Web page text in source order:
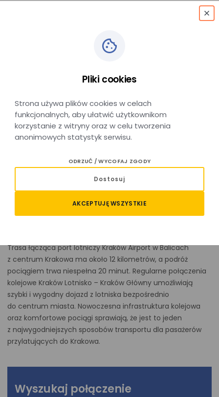
Kraków Lotnisko Kraków Główny
Relacja Kraków Lotnisko – Kraków
Główny – sprawdź połączenia
i kup bilet
Planujesz podróż pociągiem na trasie Kraków Lotnisko –
Trasa łącząca port lotniczy Kraków Airport w Balicach
z centrum Krakowa ma około 12 kilometrów, a podróż
pociągiem trwa niespełna 20 minut. Regularne połączenia
kolejowe Kraków Lotnisko – Kraków Główny umożliwiają
szybki i wygodny dojazd z lotniska bezpośrednio
do centrum miasta. Nowoczesna infrastruktura kolejowa
oraz komfortowe pociągi sprawiają, że jest to jeden
z najwygodniejszych sposobów transportu dla pasażerów
przylatujących do Krakowa.
Wyszukaj połączenie
Pliki cookies
Strona używa plików cookies w celach
funkcjonalnych, aby ułatwić użytkownikom
korzystanie z witryny oraz w celu tworzenia
anonimowych statystyk serwisu.
ODRZUĆ / WYCOFAJ ZGODY
Dostosuj
AKCEPTUJĘ WSZYSTKIE